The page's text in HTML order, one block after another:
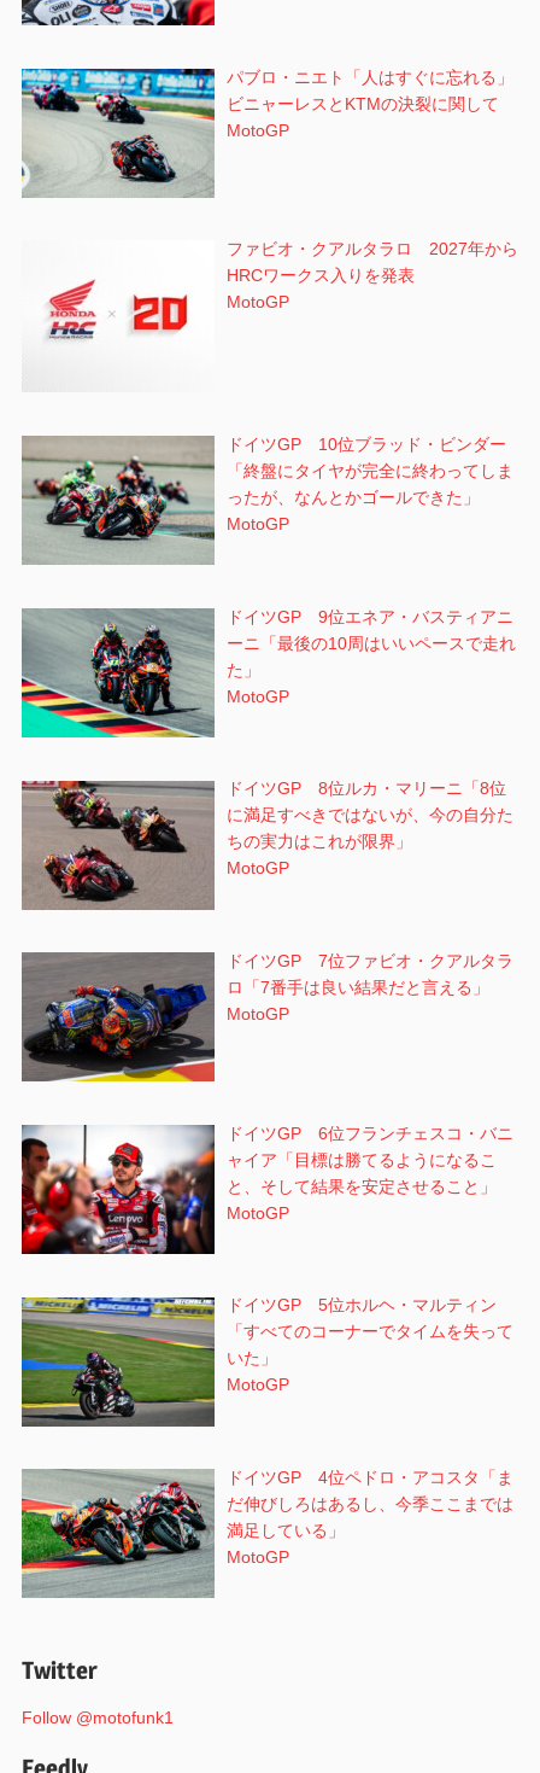
パブロ・ニエト「人はすぐに忘れる」
ビニャーレスとKTMの決裂に関して
MotoGP
ファビオ・クアルタラロ 2027年から
HRCワークス入りを発表
MotoGP
ドイツGP 10位ブラッド・ビンダー
「終盤にタイヤが完全に終わってしま
ったが、なんとかゴールできた」
MotoGP
ドイツGP 9位エネア・バスティアニ
ーニ「最後の10周はいいペースで走れ
た」
MotoGP
ドイツGP 8位ルカ・マリーニ「8位
に満足すべきではないが、今の自分た
ちの実力はこれが限界」
MotoGP
ドイツGP 7位ファビオ・クアルタラ
ロ「7番手は良い結果だと言える」
MotoGP
ドイツGP 6位フランチェスコ・バニ
ャイア「目標は勝てるようになるこ
と、そして結果を安定させること」
MotoGP
ドイツGP 5位ホルヘ・マルティン
「すべてのコーナーでタイムを失って
いた」
MotoGP
ドイツGP 4位ペドロ・アコスタ「ま
だ伸びしろはあるし、今季ここまでは
満足している」
MotoGP
Twitter
Follow @motofunk1